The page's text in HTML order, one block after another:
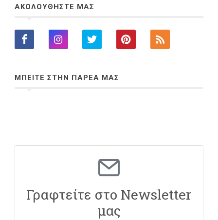
ΑΚΟΛΟΥΘΗΣΤΕ ΜΑΣ
ΜΠΕΙΤΕ ΣΤΗΝ ΠΑΡΕΑ ΜΑΣ
Γραφτείτε στο Newsletter
μας